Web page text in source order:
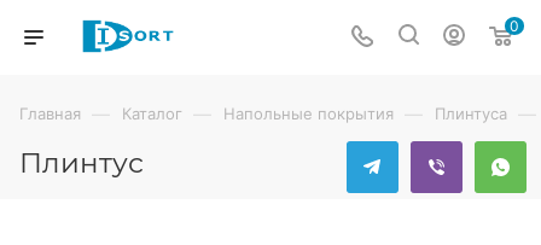
0
Главная — Каталог — Напольные покрытия — Плинтуса —
Плинтус